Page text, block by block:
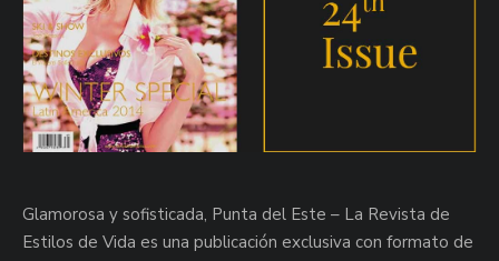
Glamorosa y sofisticada, Punta del Este – La Revista de
Estilos de Vida es una publicación exclusiva con formato de